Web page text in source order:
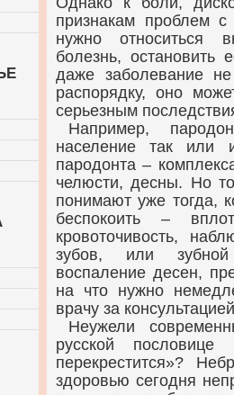
признакам проблем
нужно относиться
болезнь,
даже заболевание
распорядку, оно
серьезным
Например,
население так или
пародонта –
челюсти, десны. Но
понимают уже тогда,
беспокоить –
кровоточивость,
зубов, или
воспаление десен,
на что нужно
врачу за
Неужели
русской
перекрестится»?
здоровью сегодня